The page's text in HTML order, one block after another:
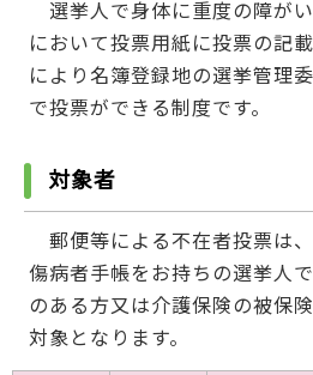
選挙人で身体に重度の障が
において投票用紙に投票の記
により名簿登録地の選挙管理
で投票ができる制度です。
対象者
郵便等による不在者投票は
傷病者手帳をお持ちの選挙人
のある方又は介護保険の被保
対象となります。